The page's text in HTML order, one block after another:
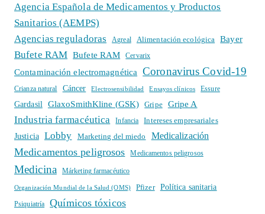
Agencia Española de Medicamentos y Productos
Sanitarios (AEMPS)
Agencias reguladoras
Agreal Alimentación ecológica Bayer
Bufete RAM Bufete RAM Cervarix
Contaminación electromagnética Coronavirus Covid-19
Crianza natural Cáncer Electrosensibilidad Ensayos clínicos Essure
Gardasil GlaxoSmithKline (GSK) Gripe Gripe A
Industria farmacéutica Infancia
Intereses empresariales
Justicia
Lobby Marketing del miedo Medicalización
Medicamentos peligrosos Medicamentos peligrosos
Medicina Márketing farmacéutico
Organización Mundial de la Salud (OMS) Pfizer Política sanitaria
Psiquiatría Químicos tóxicos